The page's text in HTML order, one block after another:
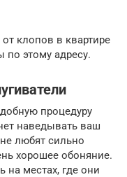
клопов в квартире
по этому адресу.
процедуру
наведывать ваш
любят сильно
хорошее обоняние.
на местах, где они